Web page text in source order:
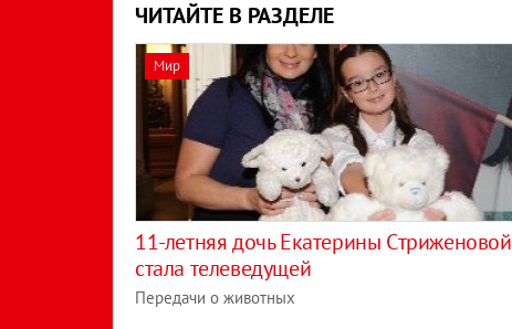
ЧИТАЙТЕ В РАЗДЕЛЕ
Мир
11-летняя дочь Екатерины Cтриженовой
стала телеведущей
Передачи о животных